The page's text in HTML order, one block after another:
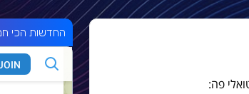
פה:
החדשות הכי